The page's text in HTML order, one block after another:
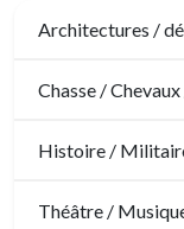
Architectures /
Architecture
Chasse /
Chasse
Histoire /
Militaire
Théâtre /